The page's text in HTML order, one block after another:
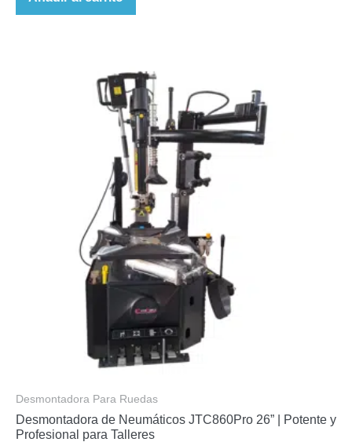
Desmontadora Para Ruedas
Desmontadora de Neumáticos JTC860Pro 26” | Potente y
Profesional para Talleres